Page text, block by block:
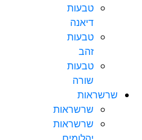
טבעות
דיאנה
טבעות
זהב
טבעות
שורה
שרשראות
שרשראות
שרשראות